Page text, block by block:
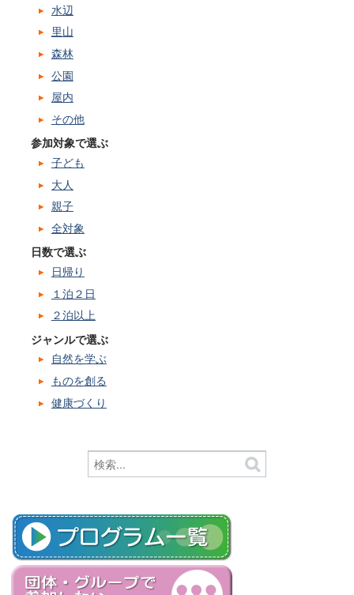
水辺
里山
森林
公園
屋内
その他
参加対象で選ぶ
子ども
大人
親子
全対象
日数で選ぶ
日帰り
１泊２日
２泊以上
ジャンルで選ぶ
自然を学ぶ
ものを創る
健康づくり